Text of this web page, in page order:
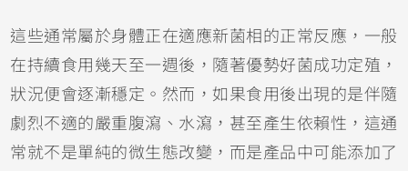
這些通常屬於身體正在適應新菌相的正常反應，一般
在持續食用幾天至一週後，隨著優勢好菌成功定殖，
狀況便會逐漸穩定。然而，如果食用後出現的是伴隨
劇烈不適的嚴重腹瀉、水瀉，甚至產生依賴性，這通
常就不是單純的微生態改變，而是產品中可能添加了